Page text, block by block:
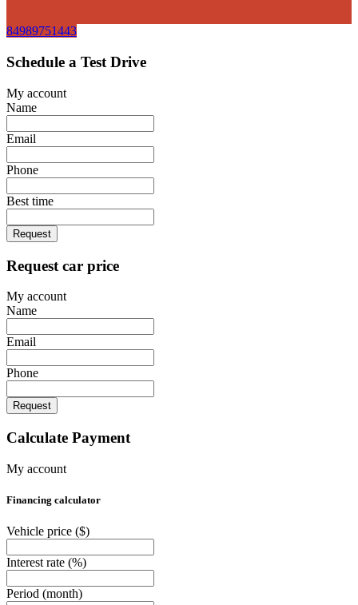
84989751443
Schedule a Test Drive
My account
Name
Email
Phone
Best time
Request
Request car price
My account
Name
Email
Phone
Request
Calculate Payment
My account
Financing calculator
Vehicle price ($)
Interest rate (%)
Period (month)